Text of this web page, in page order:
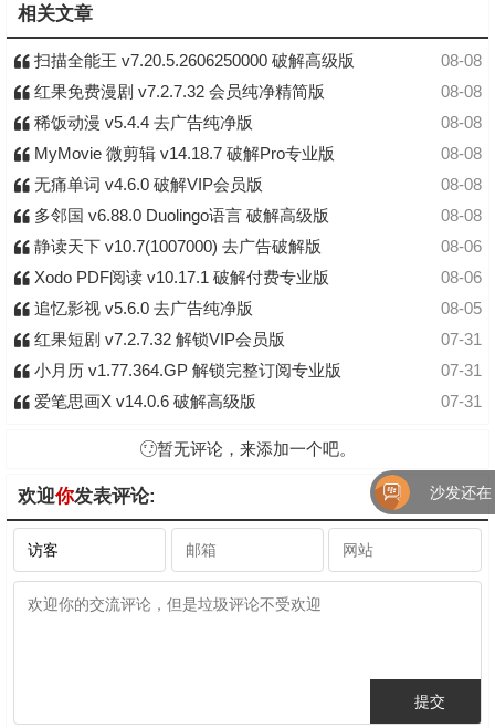
相关文章
08-08
扫描全能王 v7.20.5.2606250000 破解高级版
08-08
红果免费漫剧 v7.2.7.32 会员纯净精简版
08-08
稀饭动漫 v5.4.4 去广告纯净版
08-08
MyMovie 微剪辑 v14.18.7 破解Pro专业版
08-08
无痛单词 v4.6.0 破解VIP会员版
08-08
多邻国 v6.88.0 Duolingo语言 破解高级版
08-06
静读天下 v10.7(1007000) 去广告破解版
08-06
Xodo PDF阅读 v10.17.1 破解付费专业版
08-05
追忆影视 v5.6.0 去广告纯净版
07-31
红果短剧 v7.2.7.32 解锁VIP会员版
07-31
小月历 v1.77.364.GP 解锁完整订阅专业版
07-31
爱笔思画X v14.0.6 破解高级版
暂无评论，来添加一个吧。
欢迎你发表评论: 沙发还在